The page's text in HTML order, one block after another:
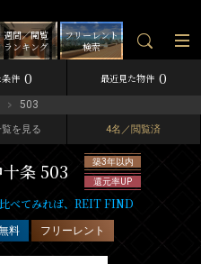
フリーレント
検索
週間／閲覧
ランキング
件 0 最近見た物件 0
503
を見る 4名／閲覧済
条 503
築3年以内
還元率UP
べてみれば、REIT FIND
料 フリーレント